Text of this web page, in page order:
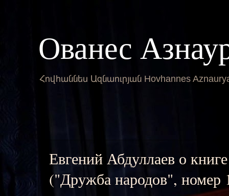
Ованес
Հովհաննես Ազնաուրյան Hovhannes
Евгений Абдуллаев о
("Дружба народов", номер